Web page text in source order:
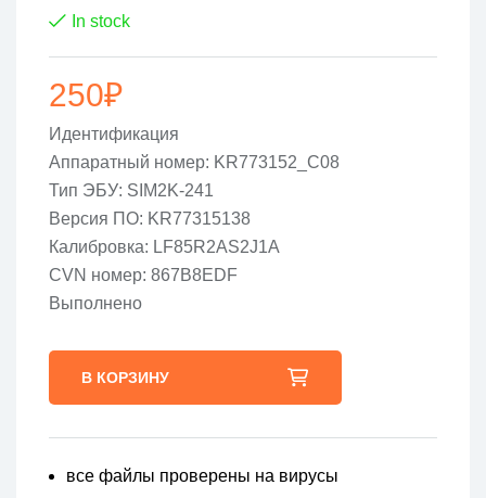
In stock
250₽
Идентификация
Аппаратный номер: KR773152_C08
Тип ЭБУ: SIM2K-241
Версия ПО: KR77315138
Калибровка: LF85R2AS2J1A
CVN номер: 867B8EDF
Выполнено
В КОРЗИНУ
все файлы проверены на вирусы